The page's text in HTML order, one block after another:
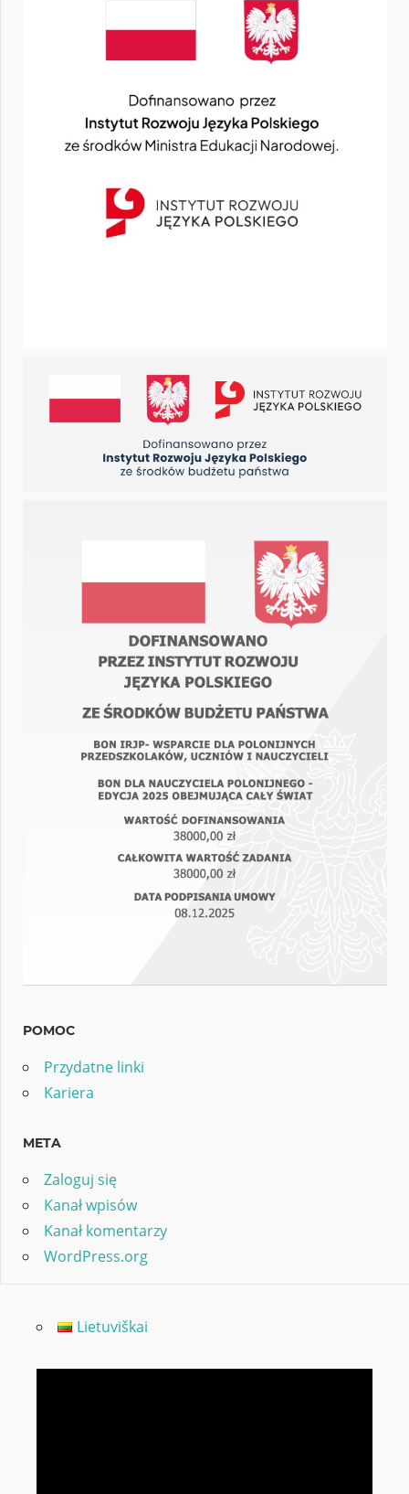
POMOC
Przydatne linki
Kariera
META
Zaloguj się
Kanał wpisów
Kanał komentarzy
WordPress.org
Lietuviškai